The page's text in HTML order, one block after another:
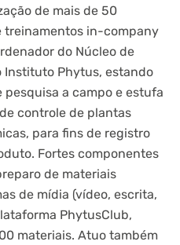
de mais de 50
treinamentos in-company
do Núcleo de
Instituto Phytus, estando
a campo e estufa
controle de plantas
para fins de registro
Fortes componentes
de materiais
de mídia (vídeo, escrita,
PhytusClub,
materiais. Atuo também